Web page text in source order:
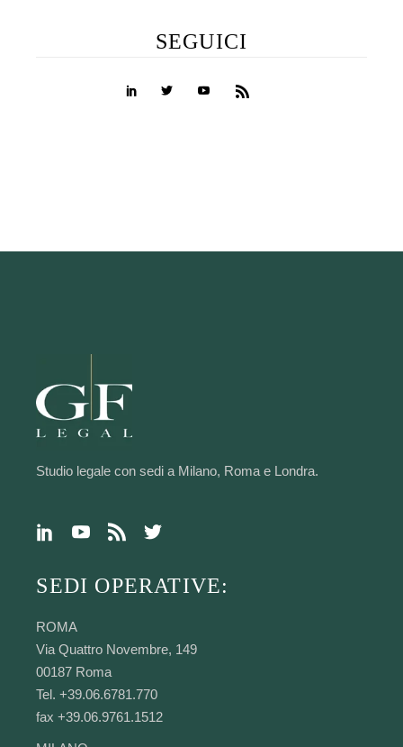
SEGUICI
Studio legale con sedi a Milano, Roma e Londra.
SEDI OPERATIVE:
ROMA
Via Quattro Novembre, 149
00187 Roma
Tel. +39.06.6781.770
fax +39.06.9761.1512